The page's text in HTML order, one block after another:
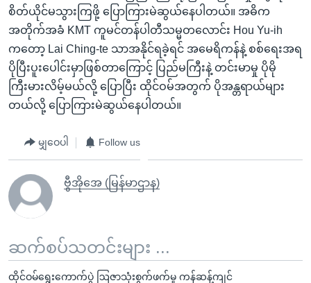
စိတ်ယိုင်မသွားကြဖို့ ပြောကြားမဲဆွယ်နေပါတယ်။ အဓိက
အတိုက်အခံ KMT ကူမင်တန်ပါတီသမ္မတလောင်း Hou Yu-ih
ကတော့ Lai Ching-te သာအနိုင်ရခဲ့ရင် အမေရိကန်နဲ့ စစ်ရေးအရ
ပိုပြီးပူးပေါင်းမှာဖြစ်တာကြောင့် ပြည်မကြီးနဲ့ တင်းမာမှု ပိုမို
ကြီးမားလိမ့်မယ်လို့ ပြောပြီး ထိုင်ဝမ်အတွက် ပိုအန္တရာယ်များ
တယ်လို့ ပြောကြားမဲဆွယ်နေပါတယ်။
မျှဝေပါ Follow us
ဗွီအိုအေ (မြန်မာဌာန)
ဆက်စပ်သတင်းများ ...
ထိုင်ဝမ်ရွေးကောက်ပွဲ ဩဇာသုံးစွက်ဖက်မှု ကန်ဆန့်ကျင်